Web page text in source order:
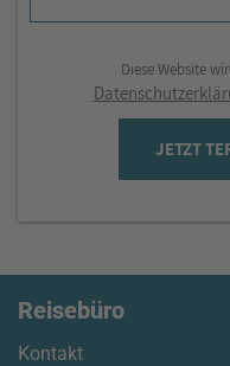
Diese Website
JETZT
Reisebüro
Kontakt